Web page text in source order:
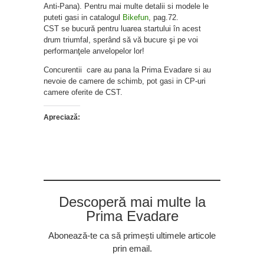
Anti-Pana). Pentru mai multe detalii si modele le
puteti gasi in catalogul Bikefun , pag.72.
CST se bucură pentru luarea startului în acest
drum triumfal, sperând să vă bucure şi pe voi
performanţele anvelopelor lor!
Concurentii care au pana la Prima Evadare si au
nevoie de camere de schimb, pot gasi in CP-uri
camere oferite de CST.
Apreciază:
Descoperă mai multe la
Prima Evadare
Abonează-te ca să primești ultimele articole
prin email.